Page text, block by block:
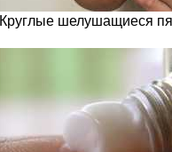
Круглые шелушащиеся